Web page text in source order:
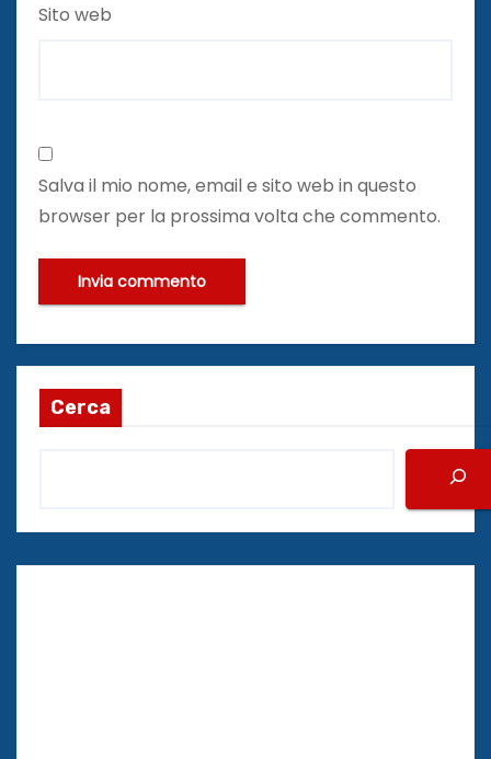
Sito web
Salva il mio nome, email e sito web in questo
browser per la prossima volta che commento.
Cerca